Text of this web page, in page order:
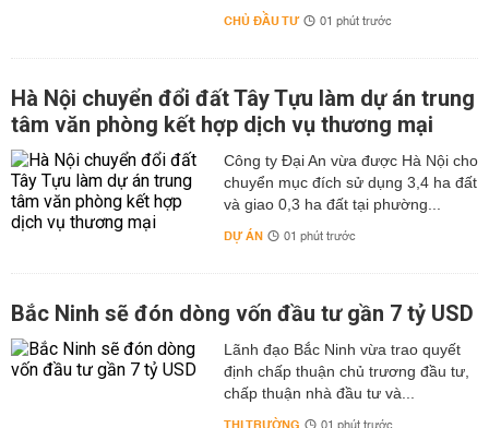
CHỦ ĐẦU TƯ 01 phút trước
Hà Nội chuyển đổi đất Tây Tựu làm dự án trung
tâm văn phòng kết hợp dịch vụ thương mại
Công ty Đại An vừa được Hà Nội cho
chuyển mục đích sử dụng 3,4 ha đất
và giao 0,3 ha đất tại phường...
DỰ ÁN 01 phút trước
Bắc Ninh sẽ đón dòng vốn đầu tư gần 7 tỷ USD
Lãnh đạo Bắc Ninh vừa trao quyết
định chấp thuận chủ trương đầu tư,
chấp thuận nhà đầu tư và...